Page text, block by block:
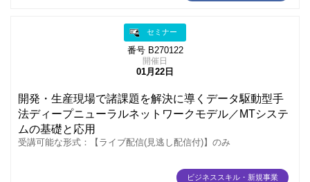
セミナー
番号 B270122
開催日
01月22日
開発・生産現場で諸課題を解決に導くデータ駆動型手
法ディープニューラルネットワークモデル／MTシステ
ムの基礎と応用
受講可能な形式：【ライブ配信(見逃し配信付)】のみ
ビジネススキル・新規事業